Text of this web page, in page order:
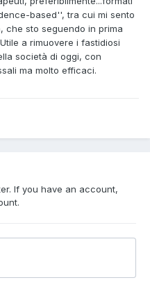
based'', tra cui mi sento
che sto seguendo in prima
a rimuovere i fastidiosi
società di oggi, con
ma molto efficaci.
If you have an account,